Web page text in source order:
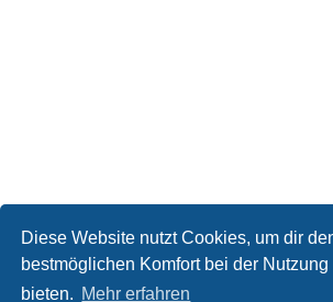
Diese Website nutzt Cookies, um dir
bestmöglichen Komfort bei der Nutzung
bieten. Mehr erfahren